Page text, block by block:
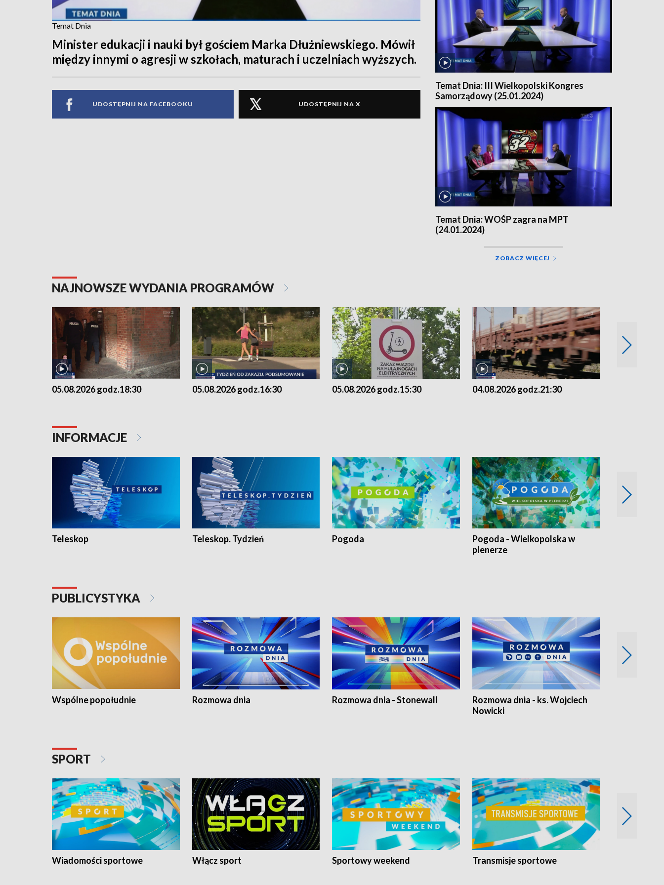
Temat Dnia
Minister edukacji i nauki był gościem Marka Dłużniewskiego. Mówił
między innymi o agresji w szkołach, maturach i uczelniach wyższych.
UDOSTĘPNIJ NA FACEBOOKU UDOSTĘPNIJ NA X
Temat Dnia: III Wielkopolski Kongres
Samorządowy (25.01.2024)
Temat Dnia: WOŚP zagra na MPT
(24.01.2024)
ZOBACZ WIĘCEJ
NAJNOWSZE WYDANIA PROGRAMÓW
05.08.2026 godz.18:30 05.08.2026 godz.16:30 05.08.2026 godz.15:30 04.08.2026 godz.21:30
INFORMACJE
Teleskop Teleskop. Tydzień Pogoda
Pogoda - Wielkopolska w
plenerze
PUBLICYSTYKA
Wspólne popołudnie Rozmowa dnia Rozmowa dnia - Stonewall
Rozmowa dnia - ks. Wojciech
Nowicki
SPORT
Wiadomości sportowe Włącz sport Sportowy weekend Transmisje sportowe